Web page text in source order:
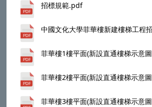
招標規範.pdf
中國文化大學菲華樓新建樓梯工程
菲華樓1樓平面(新設直通樓梯示意
菲華樓2樓平面(新設直通樓梯示意
菲華樓3樓平面(新設直通樓梯示意